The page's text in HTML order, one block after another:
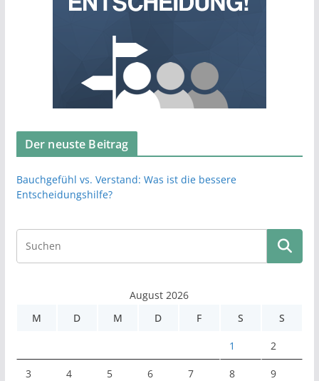
Der neuste Beitrag
Bauchgefühl vs. Verstand: Was ist die bessere
Entscheidungshilfe?
August 2026
M
D M D F S S
1 2
3 4 5 6 7 8 9